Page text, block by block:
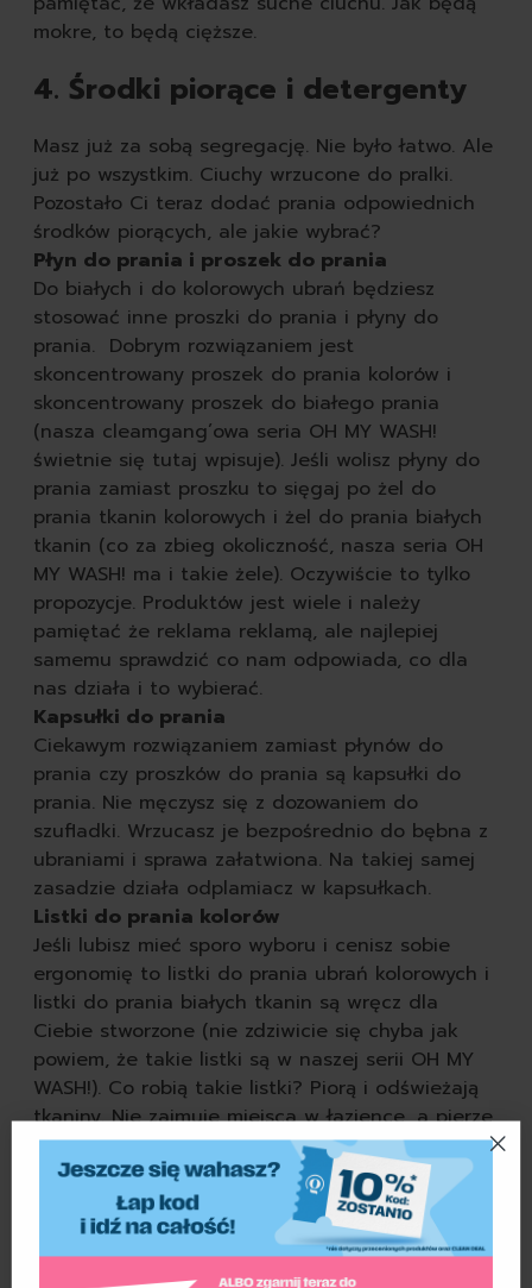
mokre, to będą cięższe.
4. Środki piorące i detergenty
Masz już za sobą segregację. Nie było łatwo. Ale
już po wszystkim. Ciuchy wrzucone do pralki.
Pozostało Ci teraz dodać prania odpowiednich
środków piorących, ale jakie wybrać?
Płyn do prania i proszek do prania
Do białych i do kolorowych ubrań będziesz
stosować inne proszki do prania i płyny do
prania. Dobrym rozwiązaniem jest
skoncentrowany proszek do prania kolorów i
skoncentrowany proszek do białego prania
(nasza cleamgang’owa seria OH MY WASH!
świetnie się tutaj wpisuje). Jeśli wolisz płyny do
prania zamiast proszku to sięgaj po żel do
prania tkanin kolorowych i żel do prania białych
tkanin (co za zbieg okoliczność, nasza seria OH
MY WASH! ma i takie żele). Oczywiście to tylko
propozycje. Produktów jest wiele i należy
pamiętać że reklama reklamą, ale najlepiej
samemu sprawdzić co nam odpowiada, co dla
nas działa i to wybierać.
Kapsułki do prania
Ciekawym rozwiązaniem zamiast płynów do
prania czy proszków do prania są kapsułki do
prania. Nie męczysz się z dozowaniem do
szufladki. Wrzucasz je bezpośrednio do bębna z
ubraniami i sprawa załatwiona. Na takiej samej
zasadzie działa odplamiacz w kapsułkach.
Listki do prania kolorów
Jeśli lubisz mieć sporo wyboru i cenisz sobie
ergonomię to listki do prania ubrań kolorowych i
listki do prania białych tkanin są wręcz dla
Ciebie stworzone (nie zdziwicie się chyba jak
powiem, że takie listki są w naszej serii OH MY
WASH!). Co robią takie listki? Piorą i odświeżają
tkaniny. Nie zajmuje miejsca w łazience, a pierze
tak samo jak płyn czy proszek. Na dodatek nie
bawisz się w dozowanie tylko umieszczasz listek
w bębnie z ubraniami, tak samo jak w przypadku
kapsułek.
Płyn do płukania tkanin